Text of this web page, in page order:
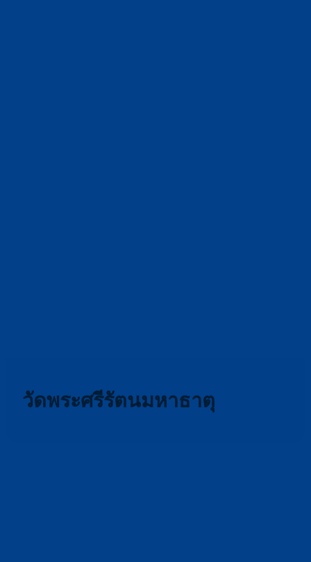
วัดพระศรีรัตนมหาธาตุ